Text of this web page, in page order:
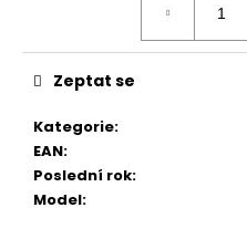
Kategorie:
EAN:
Poslední rok:
Model:
Zeptat se
o
u
č
u
e